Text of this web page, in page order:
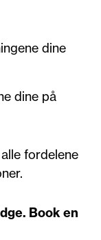
dine
dine på
fordelene
Book en